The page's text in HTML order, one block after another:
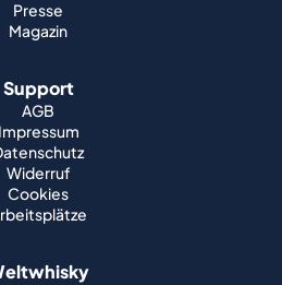
Presse
Magazin
Support
AGB
Impressum
Widerruf
Cookies